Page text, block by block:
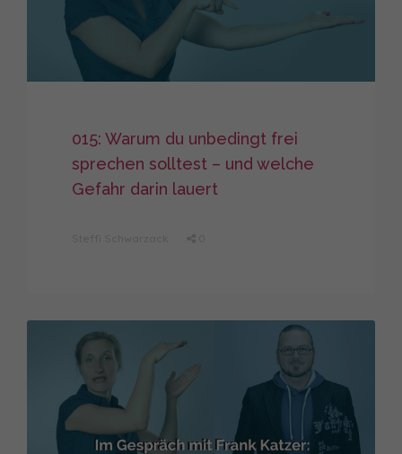
015: Warum du unbedingt frei
sprechen solltest – und welche
Gefahr darin lauert